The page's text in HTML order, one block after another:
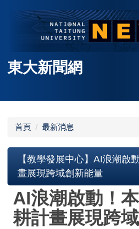
容
東大新聞網
首頁 最新消息
【教學發展中心】AI浪潮啟
畫展現跨域創新能量
AI浪潮啟動！
耕計畫展現跨